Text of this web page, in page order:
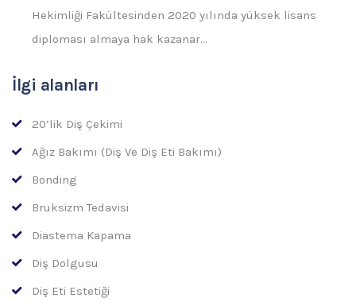
Hekimliği Fakültesinden 2020 yılında yüksek lisans
diploması almaya hak kazanar…
İlgi alanları
20’lik Diş Çekimi
Ağız Bakımı (Diş Ve Diş Eti Bakımı)
Bonding
Bruksizm Tedavisi
Diastema Kapama
Diş Dolgusu
Diş Eti Estetiği